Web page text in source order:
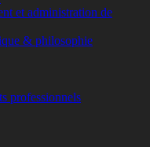
et administration de
& philosophie
professionnels